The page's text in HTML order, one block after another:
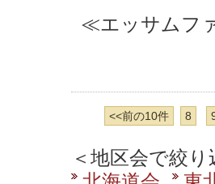
≪エッサムフ
<<前の10件 8
＜地区会で絞